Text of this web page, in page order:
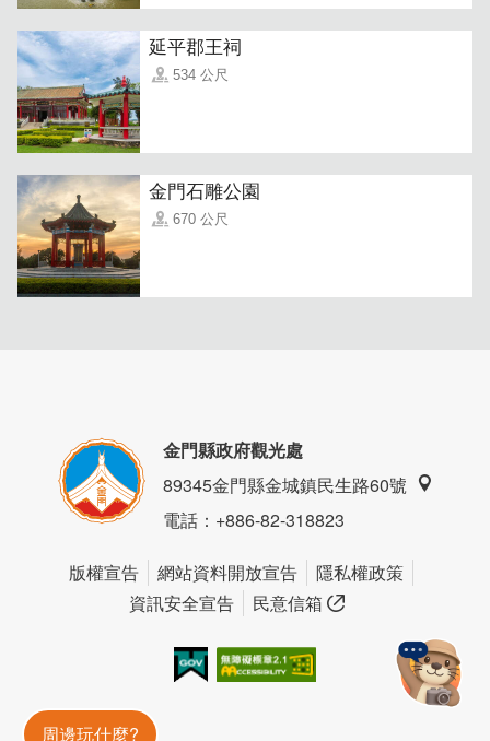
即使是雙人房型，房內空間也非常寬敞，另有沙發、高腳椅
休息區，想書寫時不怕找不到合適位置，旅途所需在這裡都
延平郡王祠
534 公尺
金門石雕公園
670 公尺
金門縣政府觀光處
89345金門縣金城鎮民生路60號
電話：+886-82-318823
版權宣告 網站資料開放宣告
隱私權政策
資訊安全宣告
民意信箱
周邊玩什麼?